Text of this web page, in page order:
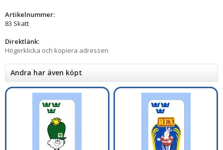
Artikelnummer:
83 Skatt
Direktlänk:
Högerklicka och kopiera adressen
Andra har även köpt